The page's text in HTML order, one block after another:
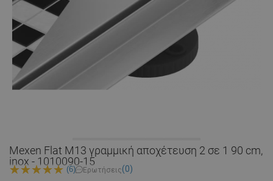
Mexen Flat M13 γραμμική αποχέτευση 2 σε 1 90 cm,
inox - 1010090-15
(6) Ερωτήσεις(0)